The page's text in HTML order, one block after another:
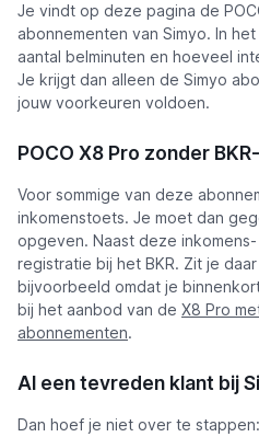
Je vindt op deze pagina de
abonnementen van Simyo. In
aantal belminuten en hoeveel
Je krijgt dan alleen de Simyo
jouw voorkeuren voldoen.
POCO X8 Pro zonder
Voor sommige van deze
inkomenstoets. Je moet dan
opgeven. Naast deze
registratie bij het BKR. Zit je
bijvoorbeeld omdat je
bij het aanbod van de X8 Pro
abonnementen.
Al een tevreden klant bij
Dan hoef je niet over te